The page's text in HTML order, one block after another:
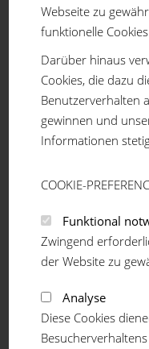
Ein
Webseite zu
funktionelle
Darüber hinaus
Cookies, die dazu
Benutzerverhalten
gewinnen und
Informationen
COOKIE-
Funktional
Zwingend
der Website zu
Analyse
Diese Cookies